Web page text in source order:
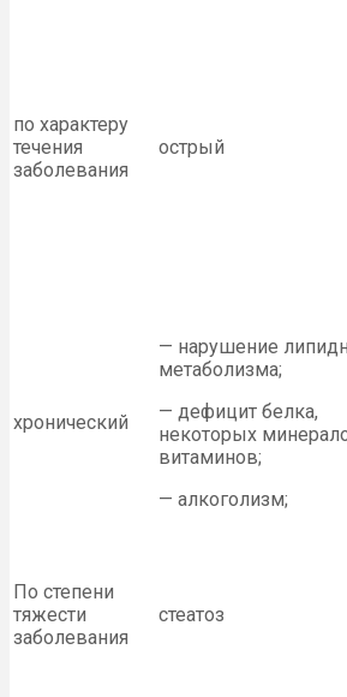
по характеру
течения
заболевания
острый
хронический
— нарушение
метаболизма;
— дефицит белка,
некоторых
витаминов;
— алкоголизм;
По степени
тяжести
заболевания
стеатоз